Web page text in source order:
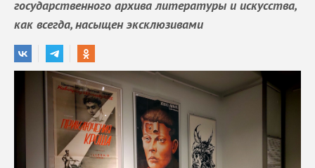
государственного архива литературы и искусства,
как всегда, насыщен эксклюзивами